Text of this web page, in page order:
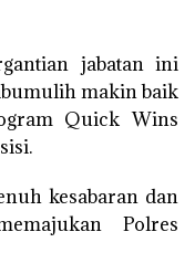
jabatan ini
makin baik
Quick Wins
kesabaran dan
Polres